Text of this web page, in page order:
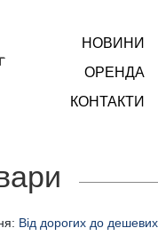
НОВИНИ
ОРЕНДА
КОНТАКТИ
Від дорогих до дешевих